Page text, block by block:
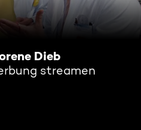
Dieb
streamen